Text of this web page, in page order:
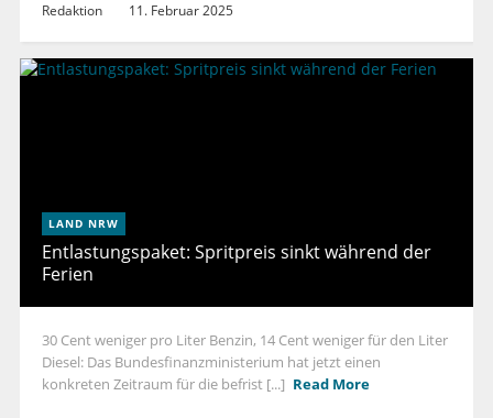
Redaktion 11. Februar 2025
LAND NRW
Entlastungspaket: Spritpreis sinkt während der
Ferien
30 Cent weniger pro Liter Benzin, 14 Cent weniger für den Liter
Diesel: Das Bundesfinanzministerium hat jetzt einen
konkreten Zeitraum für die befrist [...] Read More